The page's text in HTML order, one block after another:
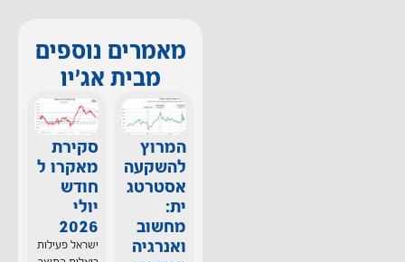
מאמרים נוספים
מבית אג'יו
המרוץ
להשקעה
אסטרטג
ית:
מחשוב
ואנרגיה
סקירת
מאקרו ל
חודש
יולי
2026
ישראל פעילות